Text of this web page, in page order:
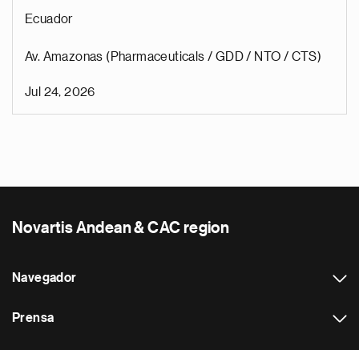
Ecuador
Av. Amazonas (Pharmaceuticals / GDD / NTO / CTS)
Jul 24, 2026
Novartis Andean & CAC region
Navegador
Prensa